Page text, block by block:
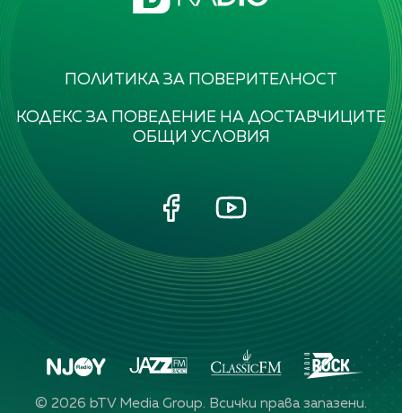
ПОЛИТИКА ЗА ПОВЕРИТЕЛНОСТ
КОДЕКС ЗА ПОВЕДЕНИЕ НА ДОСТАВЧИЦИТЕ
ОБЩИ УСЛОВИЯ
© 2026 bTV Media Group. Всички права запазени.